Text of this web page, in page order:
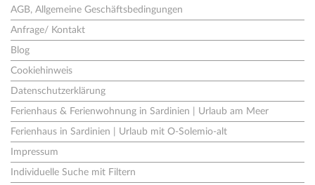
AGB, Allgemeine Geschäftsbedingungen
Anfrage/ Kontakt
Blog
Cookiehinweis
Datenschutzerklärung
Ferienhaus & Ferienwohnung in Sardinien | Urlaub am Meer
Ferienhaus in Sardinien | Urlaub mit O-Solemio-alt
Impressum
Individuelle Suche mit Filtern